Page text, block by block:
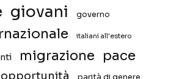
giovani governo
italiani all'estero
migrazione pace
parità di genere